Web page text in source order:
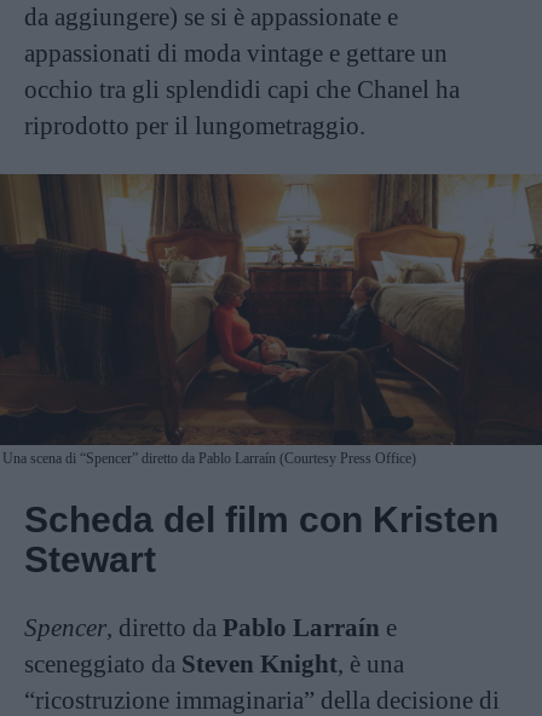
da aggiungere) se si è appassionate e
appassionati di moda vintage e gettare un
occhio tra gli splendidi capi che Chanel ha
riprodotto per il lungometraggio.
Una scena di “Spencer” diretto da Pablo Larraín (Courtesy Press Office)
Scheda del film con Kristen
Stewart
Spencer, diretto da Pablo Larraín e
sceneggiato da Steven Knight, è una
“ricostruzione immaginaria” della decisione di